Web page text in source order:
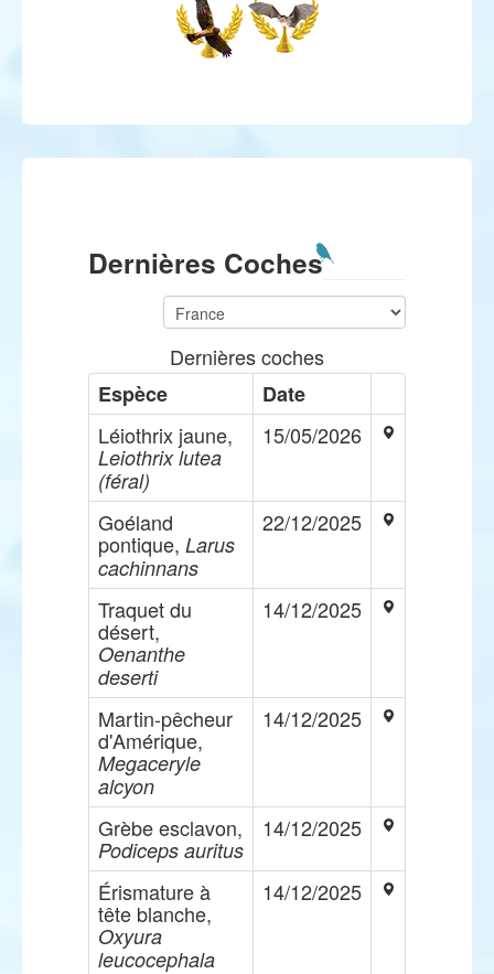
Dernières Coches
Dernières coches
Espèce
Date
Léiothrix jaune,
Leiothrix lutea
(féral)
15/05/2026
Goéland
pontique, Larus
cachinnans
22/12/2025
Traquet du
désert,
Oenanthe
deserti
14/12/2025
Martin-pêcheur
d'Amérique,
Megaceryle
alcyon
14/12/2025
Grèbe esclavon,
Podiceps auritus
14/12/2025
Érismature à
tête blanche,
Oxyura
leucocephala
14/12/2025